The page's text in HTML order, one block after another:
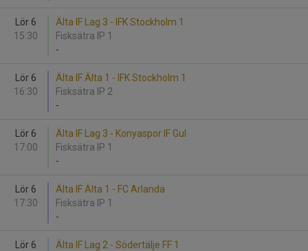
Lör 6
15:30
Älta IF Lag 3 - IFK Stockholm 1
Fisksätra IP 1
-
Lör 6
16:30
Älta IF Älta 1 - IFK Stockholm 1
Fisksätra IP 2
-
Lör 6
17:00
Älta IF Lag 3 - Konyaspor IF Gul
Fisksätra IP 1
-
Lör 6
17:30
Älta IF Älta 1 - FC Arlanda
Fisksätra IP 1
-
Lör 6
Älta IF Lag 2 - Södertälje FF 1